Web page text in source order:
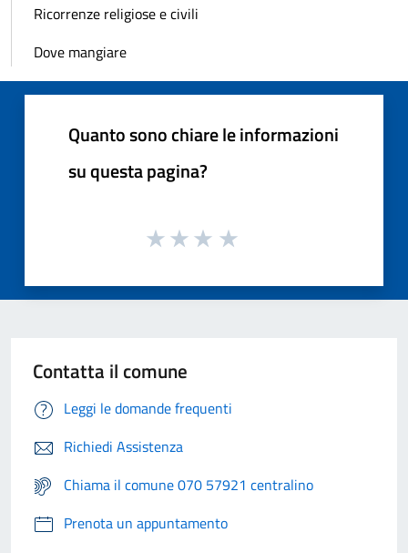
Ricorrenze religiose e civili
Dove mangiare
Quanto sono chiare le informazioni
su questa pagina?
Contatta il comune
Leggi le domande frequenti
Richiedi Assistenza
Chiama il comune 070 57921 centralino
Prenota un appuntamento